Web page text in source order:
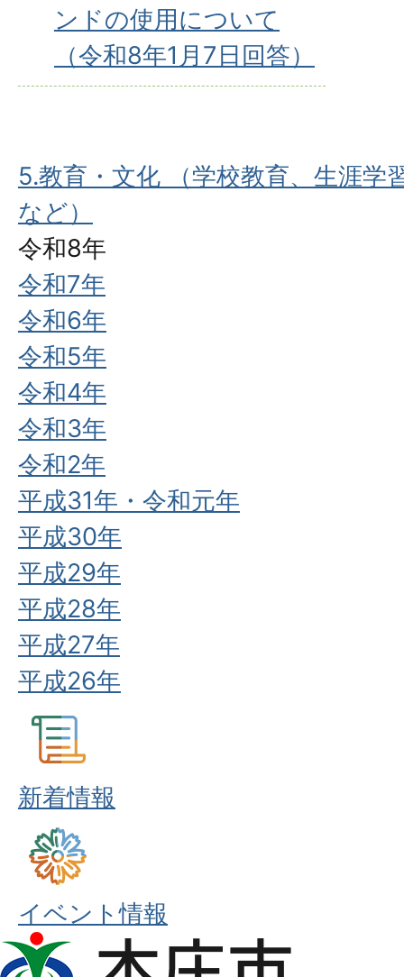
ンドの使用について
（令和8年1⽉7⽇回答）
5.教育・文化 （学校教育、生涯学
など）
令和8年
令和7年
令和6年
令和5年
令和4年
令和3年
令和2年
平成31年・令和元年
平成30年
平成29年
平成28年
平成27年
平成26年
新着情報
イベント情報
本